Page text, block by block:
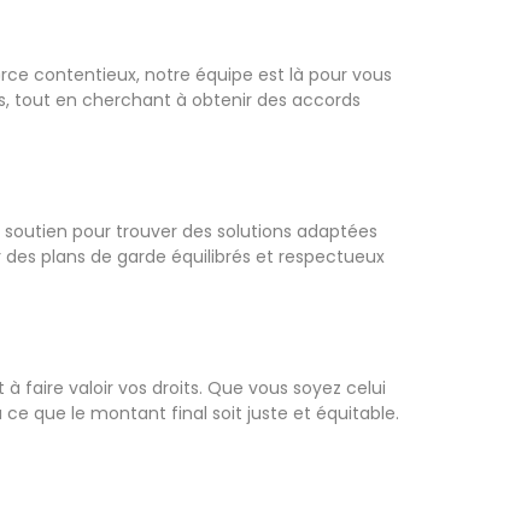
contentieux, notre équipe est là pour vous
tout en cherchant à obtenir des accords
pour trouver des solutions adaptées
plans de garde équilibrés et respectueux
faire valoir vos droits. Que vous soyez celui
ce que le montant final soit juste et équitable.